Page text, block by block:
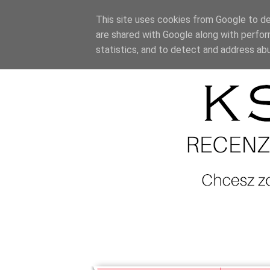
This site uses cookies from Google to
are shared with Google along with
statistics, and to detect and address